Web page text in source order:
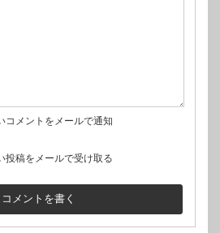
コメントをメールで通知
投稿をメールで受け取る